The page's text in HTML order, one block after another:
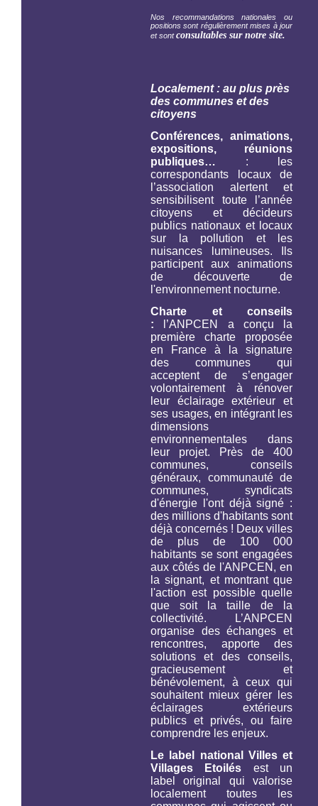
Nos recommandations nationales ou
positions sont régulièrement mises à jour
et sontconsultables sur notre site.
Localement : au plus près
des communes et des
citoyens
Conférences, animations,
expositions, réunions
publiques… : les
correspondants locaux de
l’association alertent et
sensibilisent toute l’année
citoyens et décideurs
publics nationaux et locaux
sur la pollution et les
nuisances lumineuses. Ils
participent aux animations
de découverte de
l'environnement nocturne.
Charte et conseils
: l’ANPCEN a conçu la
première charte proposée
en France à la signature
des communes qui
acceptent de s’engager
volontairement à rénover
leur éclairage extérieur et
ses usages, en intégrant les
dimensions
environnementales dans
leur projet. Près de 400
communes, conseils
généraux, communauté de
communes, syndicats
d'énergie l'ont déjà signé :
des millions d'habitants sont
déjà concernés ! Deux villes
de plus de 100 000
habitants se sont engagées
aux côtés de l'ANPCEN, en
la signant, et montrant que
l'action est possible quelle
que soit la taille de la
collectivité. L’ANPCEN
organise des échanges et
rencontres, apporte des
solutions et des conseils,
gracieusement et
bénévolement, à ceux qui
souhaitent mieux gérer les
éclairages extérieurs
publics et privés, ou faire
comprendre les enjeux.
Le label national Villes et
Villages Etoilés est un
label original qui valorise
localement toutes les